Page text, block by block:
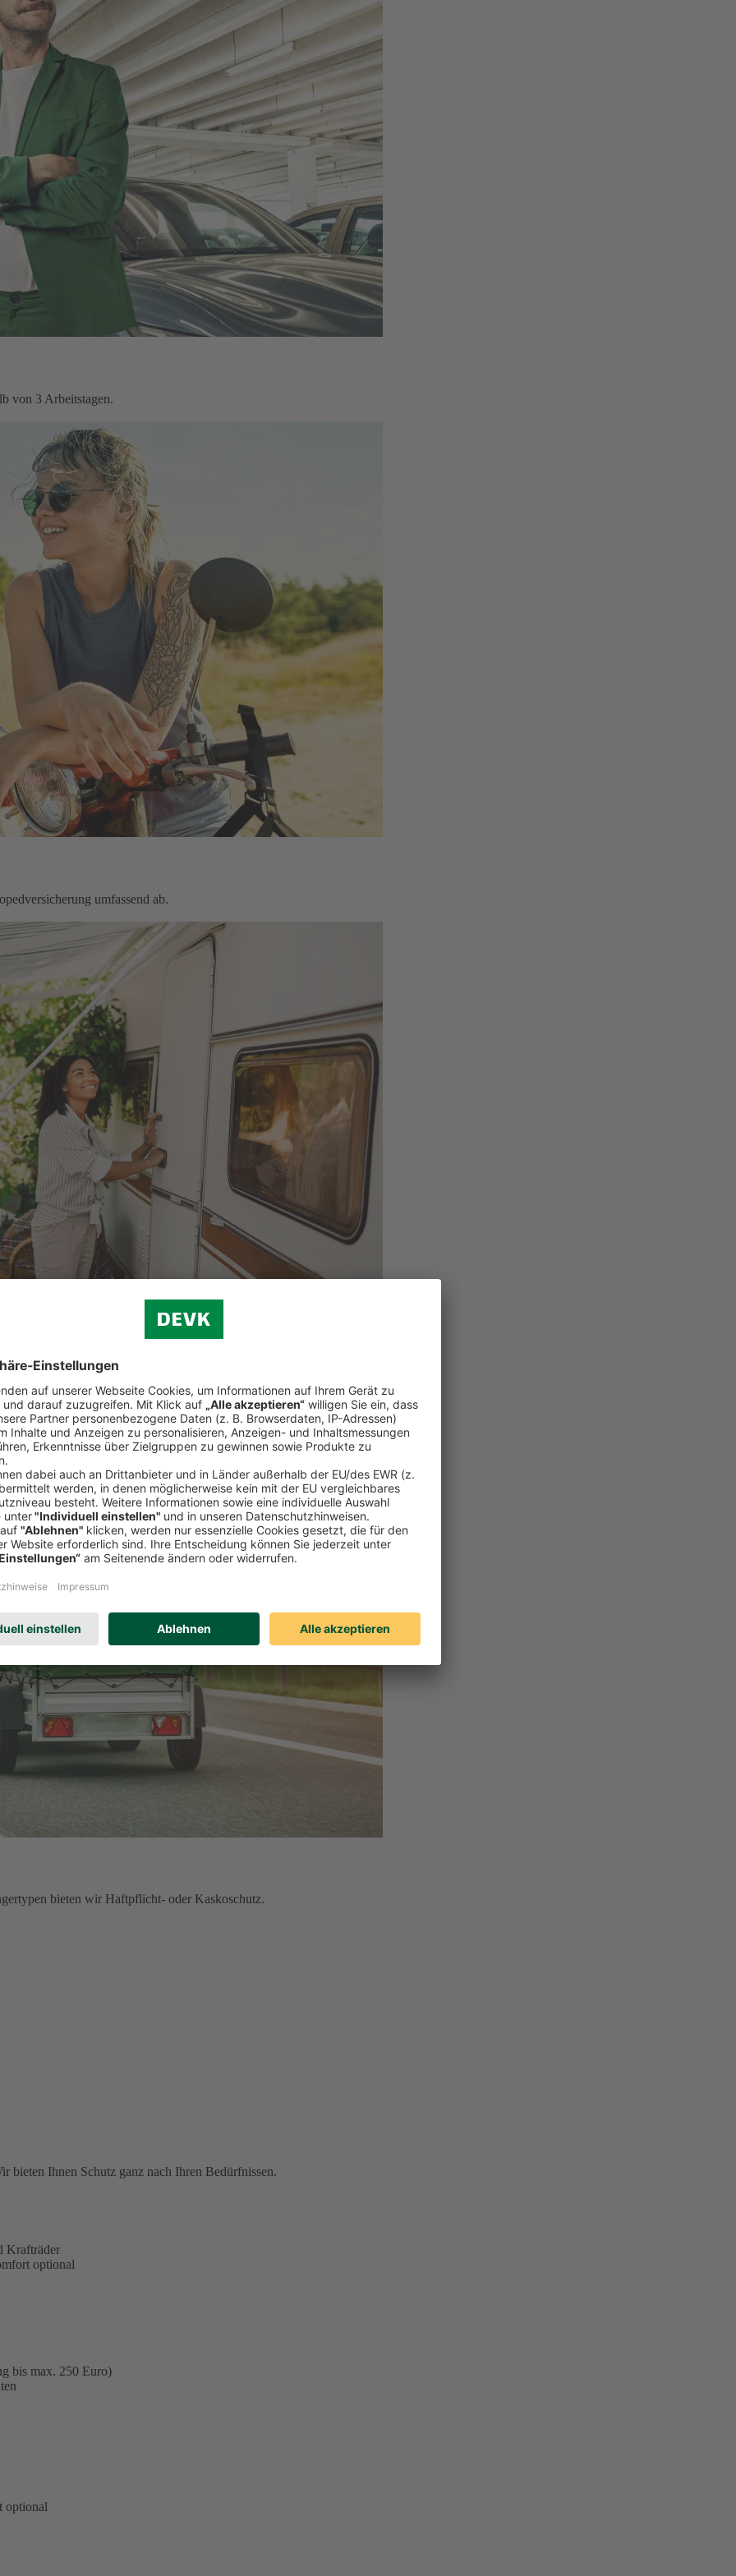
von 3 Arbeitstagen.
umfassend ab.
vieles mehr.
bieten wir Haftpflicht- oder Kaskoschutz.
bieten Ihnen Schutz ganz nach Ihren Bedürfnissen.
Krafträder
optional
bis max. 250 Euro)
optional